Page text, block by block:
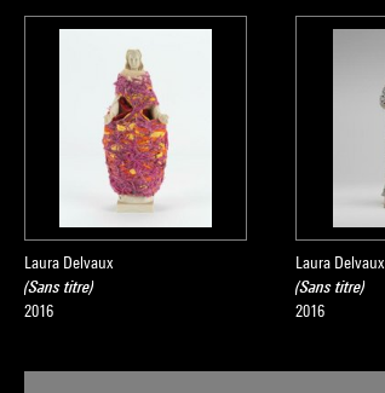
Laura Delvaux
(Sans titre)
2016
Laura Delvaux
(Sans titre)
2016